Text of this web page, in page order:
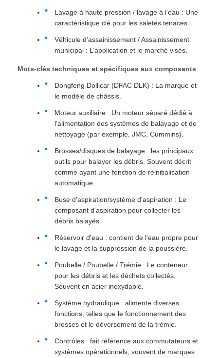
Lavage à haute pression / lavage à l’eau : Une
caractéristique clé pour les saletés tenaces.
Véhicule d’assainissement / Assainissement
municipal : L’application et le marché visés.
Mots-clés techniques et spécifiques aux composants
Dongfeng Dollicar (DFAC DLK) : La marque et
le modèle de châssis.
Moteur auxiliaire : Un moteur séparé dédié à
l'alimentation des systèmes de balayage et de
nettoyage (par exemple, JMC, Cummins).
Brosses/disques de balayage : les principaux
outils pour balayer les débris. Souvent décrit
comme ayant une fonction de réinitialisation
automatique.
Buse d'aspiration/système d'aspiration : Le
composant d'aspiration pour collecter les
débris balayés.
Réservoir d'eau : contient de l'eau propre pour
le lavage et la suppression de la poussière.
Poubelle / Poubelle / Trémie : Le conteneur
pour les débris et les déchets collectés.
Souvent en acier inoxydable.
Système hydraulique : alimente diverses
fonctions, telles que le fonctionnement des
brosses et le déversement de la trémie.
Contrôles : fait référence aux commutateurs et
systèmes opérationnels, souvent de marques